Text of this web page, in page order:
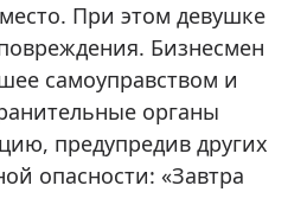
При этом девушке
Бизнесмен
самоуправством и
органы
предупредив других
опасности: «Завтра